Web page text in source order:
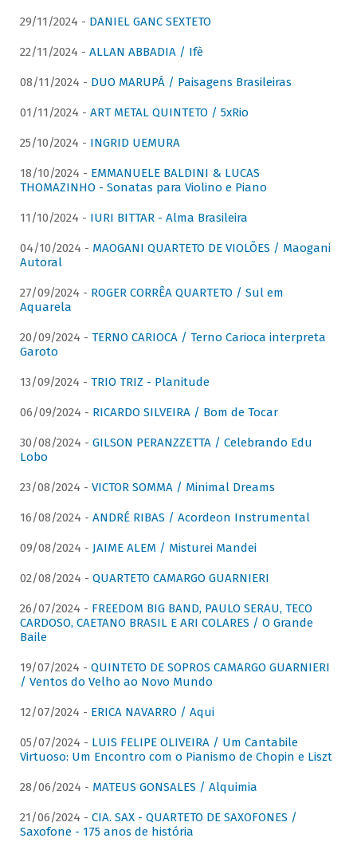
29/11/2024 - DANIEL GANC SEXTETO
22/11/2024 - ALLAN ABBADIA / Ifè
08/11/2024 - DUO MARUPÁ / Paisagens Brasileiras
01/11/2024 - ART METAL QUINTETO / 5xRio
25/10/2024 - INGRID UEMURA
18/10/2024 - EMMANUELE BALDINI & LUCAS
THOMAZINHO - Sonatas para Violino e Piano
11/10/2024 - IURI BITTAR - Alma Brasileira
04/10/2024 - MAOGANI QUARTETO DE VIOLÕES / Maogani
Autoral
27/09/2024 - ROGER CORRÊA QUARTETO / Sul em
Aquarela
20/09/2024 - TERNO CARIOCA / Terno Carioca interpreta
Garoto
13/09/2024 - TRIO TRIZ - Planitude
06/09/2024 - RICARDO SILVEIRA / Bom de Tocar
30/08/2024 - GILSON PERANZZETTA / Celebrando Edu
Lobo
23/08/2024 - VICTOR SOMMA / Minimal Dreams
16/08/2024 - ANDRÉ RIBAS / Acordeon Instrumental
09/08/2024 - JAIME ALEM / Misturei Mandei
02/08/2024 - QUARTETO CAMARGO GUARNIERI
26/07/2024 - FREEDOM BIG BAND, PAULO SERAU, TECO
CARDOSO, CAETANO BRASIL E ARI COLARES / O Grande
Baile
19/07/2024 - QUINTETO DE SOPROS CAMARGO GUARNIERI
/ Ventos do Velho ao Novo Mundo
12/07/2024 - ERICA NAVARRO / Aqui
05/07/2024 - LUIS FELIPE OLIVEIRA / Um Cantabile
Virtuoso: Um Encontro com o Pianismo de Chopin e Liszt
28/06/2024 - MATEUS GONSALES / Alquimia
21/06/2024 - CIA. SAX - QUARTETO DE SAXOFONES /
Saxofone - 175 anos de história